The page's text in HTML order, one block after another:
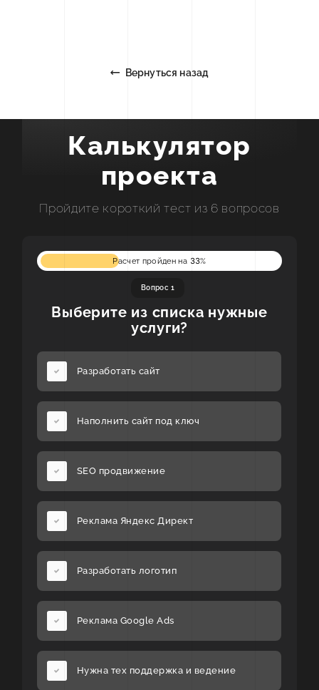
Вернуться назад
Калькулятор
проекта
Пройдите короткий тест из 6 вопросов
Расчет пройден на 33%
Вопрос 1
Выберите из списка нужные
услуги?
Разработать сайт
Наполнить сайт под ключ
SEO продвижение
Реклама Яндекс Директ
Разработать логотип
Реклама Google Ads
Нужна тех поддержка и ведение